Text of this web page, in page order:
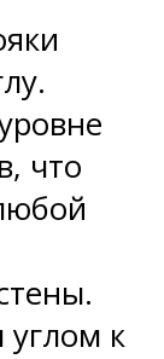
что
углом к